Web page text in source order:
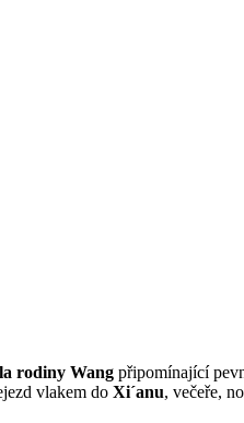
rodiny Wang připomínající
vlakem do Xi´anu, večeře,